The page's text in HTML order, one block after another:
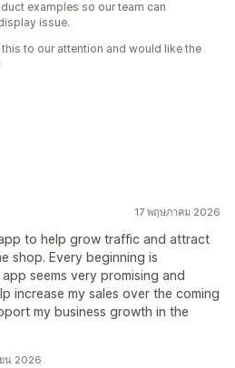
examples so our team can
issue.
to our attention and would like the
17 พฤษภาคม 2026
to help grow traffic and attract
shop. Every beginning is
seems very promising and
increase my sales over the coming
my business growth in the
น 2026